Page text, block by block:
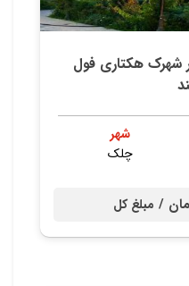
نوشهر ۴۰۰ متر شهرک هکتاری فول
شهر
چلک
مبلغ کل